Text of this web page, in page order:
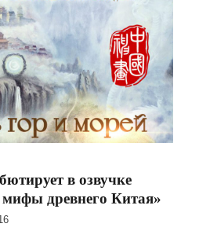
в озвучке
древнего Китая»